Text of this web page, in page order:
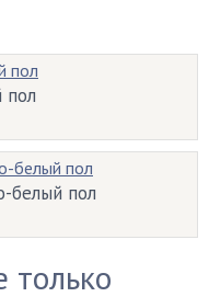
пол
белый пол